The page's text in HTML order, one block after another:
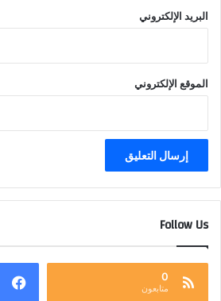
البريد الإلكتروني
الموقع الإلكتروني
Follow Us
0
متابعون